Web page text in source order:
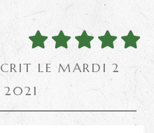
LE MARDI 2
2021